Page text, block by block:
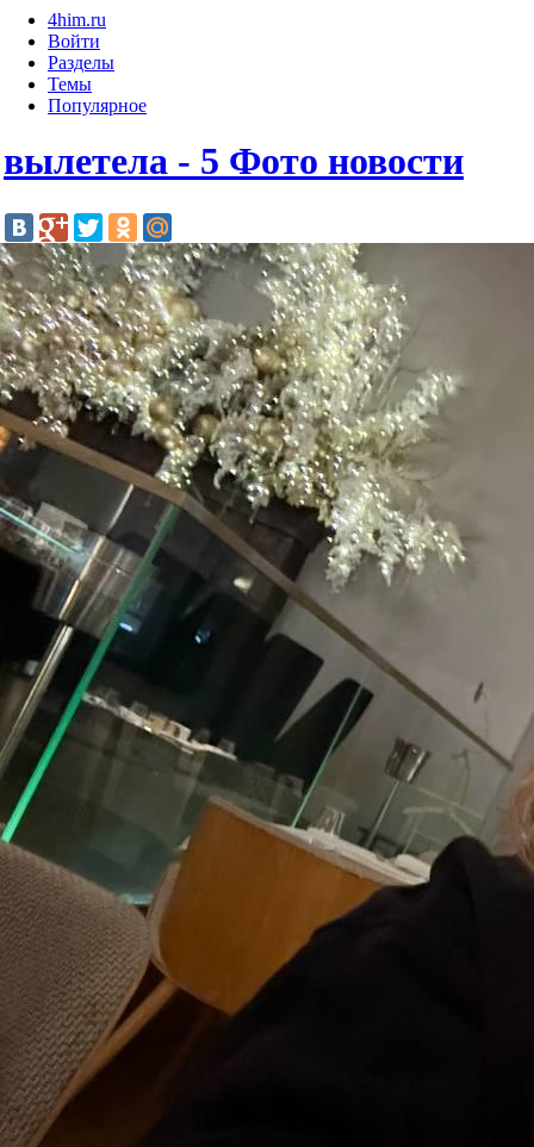
4him.ru
Войти
Разделы
Темы
Популярное
вылетела - 5 Фото новости